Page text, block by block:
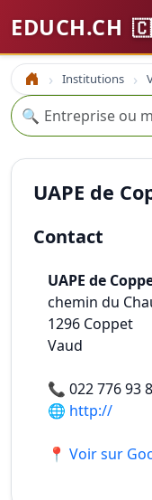
EDUCH.CH
Accueil Institutions
Recherche
🔍
UAPE de
Contact
UAPE de
chemin du
1296 Coppet
Vaud
📞 022 776 93
🌐 http://
📍 Voir sur